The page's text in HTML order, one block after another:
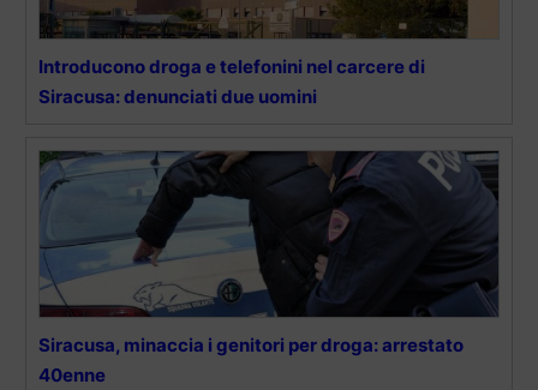
Introducono droga e telefonini nel carcere di
Siracusa: denunciati due uomini
Siracusa, minaccia i genitori per droga: arrestato
40enne